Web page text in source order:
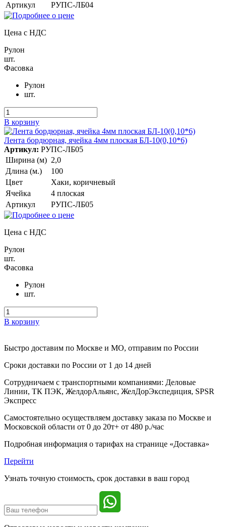
Артикул
РУПС-ЛБ04
Цена с НДС
Рулон
шт.
Фасовка
Рулон
шт.
В корзину
Лента бордюрная, ячейка 4мм плоская БЛ-10(0,10*6)
Артикул: РУПС-ЛБ05
Ширина (м) 2,0
Длина (м.)
100
Цвет
Хаки, коричневый
Ячейка
4 плоская
Артикул
РУПС-ЛБ05
Цена с НДС
Рулон
шт.
Фасовка
Рулон
шт.
В корзину
Быстро доставим по Москве и МО, отправим по России
Сроки доставки по России от 1 до 14 дней
Сотрудничаем с транспортными компаниями: Деловые
Линии, ТК ПЭК, ЖелдорАльянс, ЖелДорЭкспедиция, SPSR
Экспресс
Самостоятельно осуществляем доставку заказа по Москве и
Московской области от 0 до 20т+ от 480 р./час
Подробная информация о тарифах на странице «Доставка»
Перейти
Узнать точную стоимость, срок доставки в ваш город